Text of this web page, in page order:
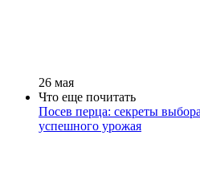
26 мая
Что еще почитать
Посев перца: секреты
успешного урожая